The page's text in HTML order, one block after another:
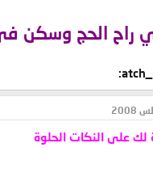
راح الحج وسكن
لك على النكات الحلوة